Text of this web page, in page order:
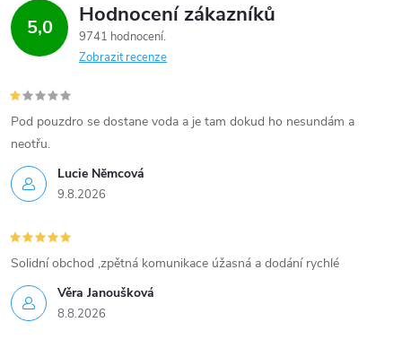
5,0 Hodnocení zákazníků
9741 hodnocení
Zobrazit recenze
Lucie Nĕmcová
9.8.2026
Pod pouzdro se dostane voda a je tam dokud ho nesundám a
neotřu.
Věra Janoušková
8.8.2026
Solidní obchod ,zpětná komunikace úžasná a dodání rychlé